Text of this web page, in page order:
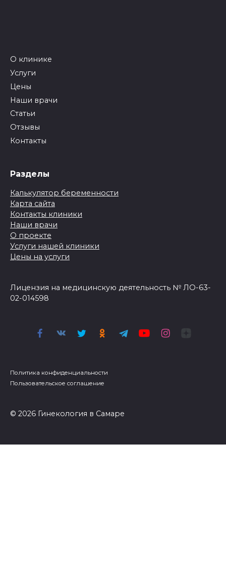
О клинике
Услуги
Цены
Наши врачи
Статьи
Отзывы
Контакты
Разделы
Калькулятор беременности
Карта сайта
Контакты клиники
Наши врачи
О проекте
Услуги нашей клиники
Цены на услуги
Лицензия на медицинскую деятельность № ЛО-63-
02-014598
Политика конфиденциальности
Пользовательское соглашение
© 2026 Гинекология в Самаре